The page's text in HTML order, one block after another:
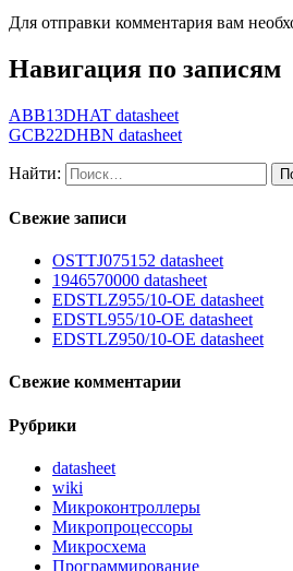
Для отправки комментария вам
Навигация по записям
ABB13DHAT datasheet
GCB22DHBN datasheet
Найти:
Свежие записи
OSTTJ075152 datasheet
1946570000 datasheet
EDSTLZ955/10-OE datasheet
EDSTL955/10-OE datasheet
EDSTLZ950/10-OE datasheet
Свежие комментарии
Рубрики
datasheet
wiki
Микроконтроллеры
Микропроцессоры
Микросхема
Программирование